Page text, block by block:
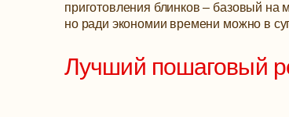
приготовления блинков – базовый на
но ради экономии времени можно в
Лучший пошаговый